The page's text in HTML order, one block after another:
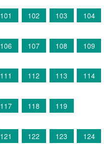
101 102 103 104
106 107 108 109
111 112 113 114
117 118 119
121 122 123 124